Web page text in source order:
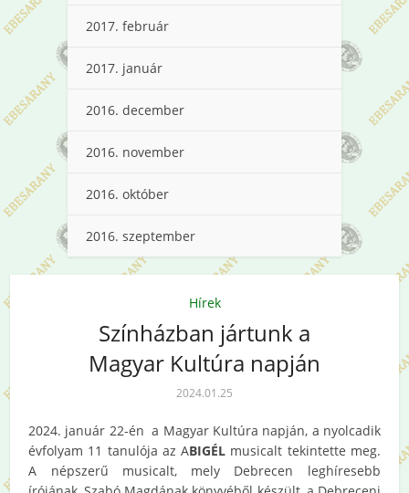
2017. február
2017. január
2016. december
2016. november
2016. október
2016. szeptember
Hírek
Színházban jártunk a
Magyar Kultúra napján
2024.01.25
2024. január 22-én a Magyar Kultúra napján, a nyolcadik
évfolyam 11 tanulója az ABIGÉL musicalt tekintette meg.
A népszerű musicalt, mely Debrecen leghíresebb